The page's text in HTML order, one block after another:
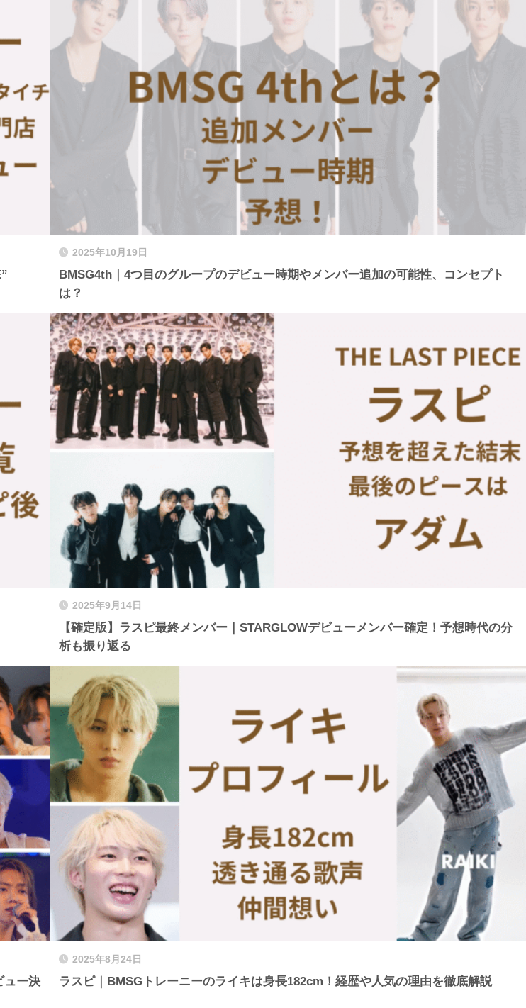
2025年10月19日
BMSG4th｜4つ目のグループのデビュー時期やメンバー追加の可能性、コンセプト
は？
2025年9月14日
【確定版】ラスピ最終メンバー｜STARGLOWデビューメンバー確定！予想時代の分
析も振り返る
ュー決
2025年8月24日
ラスピ｜BMSGトレーニーのライキは身長182cm！経歴や人気の理由を徹底解説